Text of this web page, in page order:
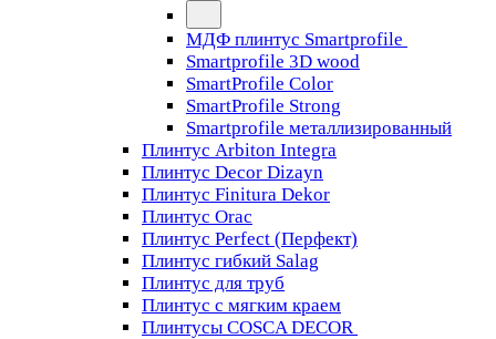
МДФ плинтус Smartprofile
Smartprofile 3D wood
SmartProfile Color
SmartProfile Strong
Smartprofile металлизированный
Плинтус Arbiton Integra
Плинтус Decor Dizayn
Плинтус Finitura Dekor
Плинтус Orac
Плинтус Perfect (Перфект)
Плинтус гибкий Salag
Плинтус для труб
Плинтус с мягким краем
Плинтусы COSCA DECOR